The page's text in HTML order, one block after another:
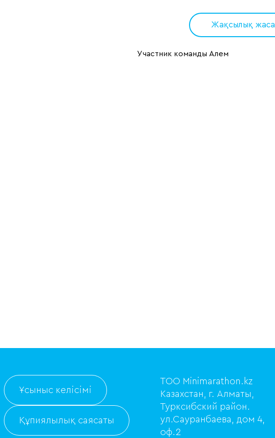
Жақсылық жаса
Участник команды Алем
Ұсыныс келісімі
Құпиялылық саясаты
ТОО Minimarathon.kz
Казахстан, г. Алматы,
Турксибский район.
ул.Сауранбаева, дом 4,
оф.2